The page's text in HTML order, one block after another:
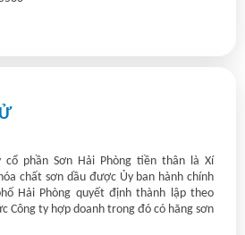
cổ phần Sơn Hải Phòng tiền thân là Xí
chất sơn dầu được Ủy ban hành chính
Hải Phòng quyết định thành lập theo
Công ty hợp doanh trong đó có hãng sơn